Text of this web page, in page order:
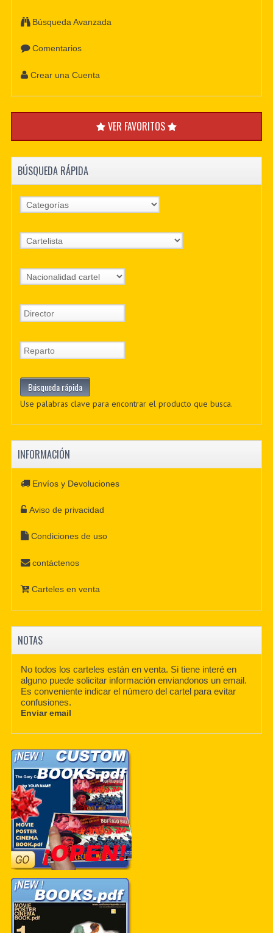
Búsqueda Avanzada
Comentarios
Crear una Cuenta
VER FAVORITOS
BÚSQUEDA RÁPIDA
Use palabras clave para encontrar el producto que busca.
INFORMACIÓN
Envíos y Devoluciones
Aviso de privacidad
Condiciones de uso
contáctenos
Carteles en venta
NOTAS
No todos los carteles están en venta. Si tiene interé en
alguno puede solicitar información enviandonos un email.
Es conveniente indicar el número del cartel para evitar
confusiones.
Enviar email